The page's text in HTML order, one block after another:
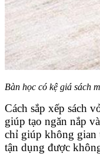
Bàn học có kệ giá sách
Cách sắp xếp sách
giúp tạo ngăn nắp
chỉ giúp không gian
tận dụng được